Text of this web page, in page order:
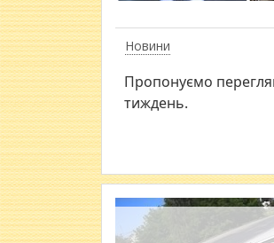
Новини
Пропонуємо
тиждень.